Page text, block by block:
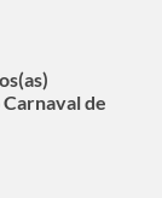
de